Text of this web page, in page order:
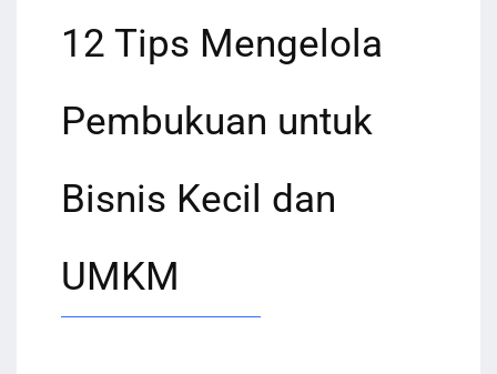
12 Tips Mengelola
Pembukuan untuk
Bisnis Kecil dan
UMKM